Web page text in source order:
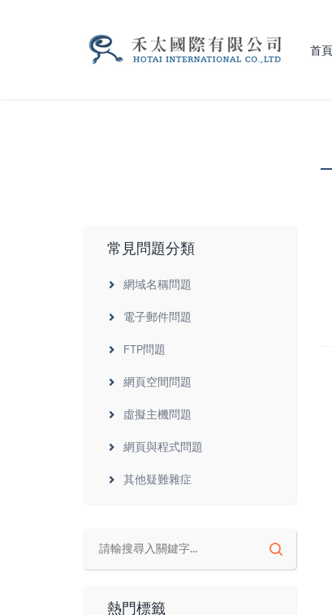
首頁
常見問題分類
網域名稱問題
電子郵件問題
FTP問題
網頁空間問題
虛擬主機問題
網頁與程式問題
其他疑難雜症
熱門標籤